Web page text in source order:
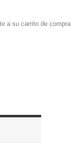
a su carrito de compra